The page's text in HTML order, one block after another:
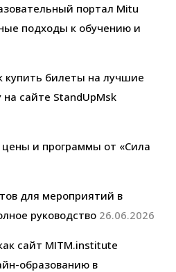
портал Mitu
подходы к обучению и
купить билеты на лучшие
сайте StandUpMsk
и программы от «Сила
для мероприятий в
руководство 26.06.2026
сайт MITM.institute
образованию в